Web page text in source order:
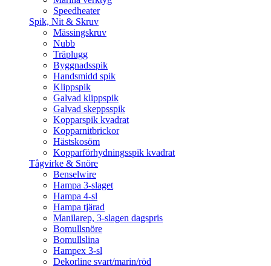
Speedheater
Spik, Nit & Skruv
Mässingskruv
Nubb
Träplugg
Byggnadsspik
Handsmidd spik
Klippspik
Galvad klippspik
Galvad skeppsspik
Kopparspik kvadrat
Kopparnitbrickor
Hästskosöm
Kopparförhydningsspik kvadrat
Tågvirke & Snöre
Benselwire
Hampa 3-slaget
Hampa 4-sl
Hampa tjärad
Manilarep, 3-slagen dagspris
Bomullsnöre
Bomullslina
Hampex 3-sl
Dekorline svart/marin/röd